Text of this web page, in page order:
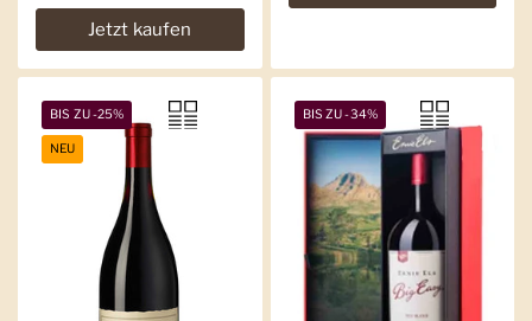
Jetzt kaufen
BIS ZU -25%
NEU
BIS ZU -34%